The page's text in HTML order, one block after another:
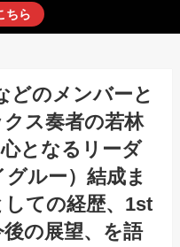
ちら
どのメンバーと
ス奏者の若林
となるリーダ
ルー）結成ま
ての経歴、1st
の展望、を語